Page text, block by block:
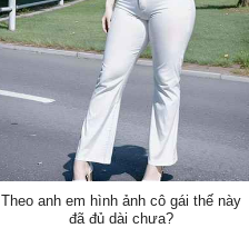
Theo anh em hình ảnh cô gái thế này
đã đủ dài chưa?